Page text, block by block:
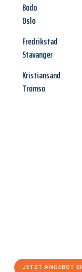
Bodo
Oslo
Fredrikstad
Stavanger
Kristiansand
Tromso
JETZT ANGEBOT